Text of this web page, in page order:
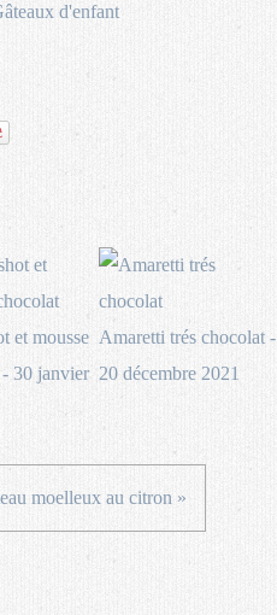
d'enfant
et mousse
30 janvier
Amaretti trés chocolat -
20 décembre 2021
moelleux au citron »